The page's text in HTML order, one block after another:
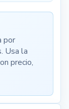
por
Usa la
precio,